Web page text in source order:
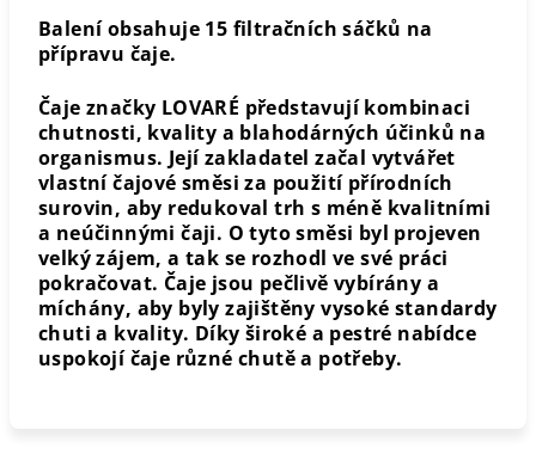
Balení obsahuje 15 filtračních sáčků na
přípravu čaje.
Čaje značky LOVARÉ představují kombinaci
chutnosti, kvality a blahodárných účinků na
organismus. Její zakladatel začal vytvářet
vlastní čajové směsi za použití přírodních
surovin, aby redukoval trh s méně kvalitními
a neúčinnými čaji. O tyto směsi byl projeven
velký zájem, a tak se rozhodl ve své práci
pokračovat. Čaje jsou pečlivě vybírány a
míchány, aby byly zajištěny vysoké standardy
chuti a kvality. Díky široké a pestré nabídce
uspokojí čaje různé chutě a potřeby.